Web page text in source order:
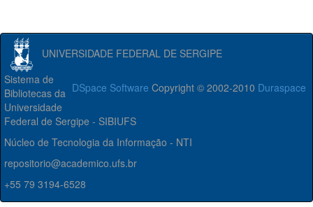
UNIVERSIDADE FEDERAL DE SERGIPE
DSpace Software Copyright © 2002-2010 Duraspace
Sistema de
Bibliotecas da
Universidade
Federal de Sergipe - SIBIUFS
Núcleo de Tecnologia da Informação - NTI
repositorio@academico.ufs.br
+55 79 3194-6528